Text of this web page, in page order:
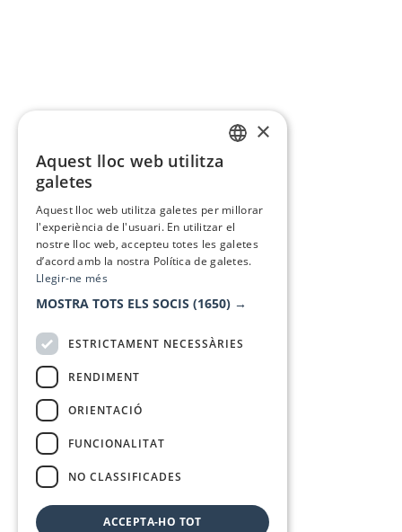
×
Aquest lloc web utilitza
galetes
Aquest lloc web utilitza galetes per millorar
l'experiència de l'usuari. En utilitzar el
nostre lloc web, accepteu totes les galetes
d’acord amb la nostra Política de galetes.
Llegir-ne més
MOSTRA TOTS ELS SOCIS (1650) →
ESTRICTAMENT NECESSÀRIES
RENDIMENT
ORIENTACIÓ
FUNCIONALITAT
NO CLASSIFICADES
ACCEPTA-HO TOT